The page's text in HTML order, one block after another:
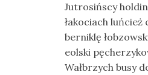
Jutrosińscy
łakociach
berniklę
eolski
Wałbrzych busy